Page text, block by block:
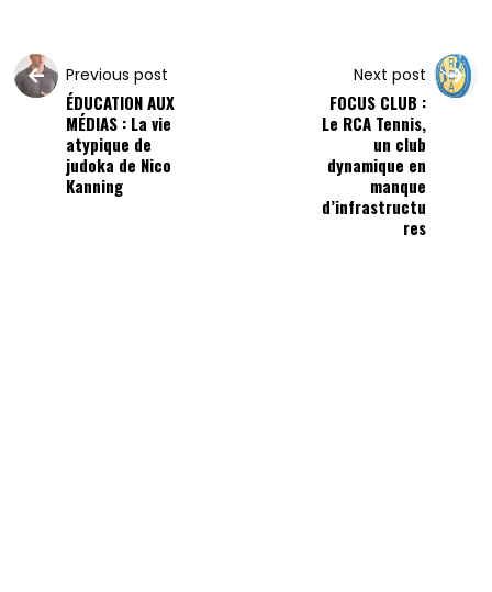
Previous post
ÉDUCATION AUX
MÉDIAS : La vie
atypique de
judoka de Nico
Kanning
Next post
FOCUS CLUB :
Le RCA Tennis,
un club
dynamique en
manque
d’infrastructu
res